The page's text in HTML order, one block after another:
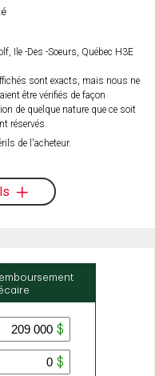
Ile -Des -Soeurs, Québec H3E
sont exacts, mais nous ne
être vérifiés de façon
de quelque nature que ce soit
réservés.
de l'acheteur.